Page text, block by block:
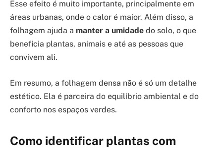
Esse efeito é muito importante, principalmente em
áreas urbanas, onde o calor é maior. Além disso, a
folhagem ajuda a manter a umidade do solo, o que
beneficia plantas, animais e até as pessoas que
convivem ali.
Em resumo, a folhagem densa não é só um detalhe
estético. Ela é parceira do equilíbrio ambiental e do
conforto nos espaços verdes.
Como identificar plantas com